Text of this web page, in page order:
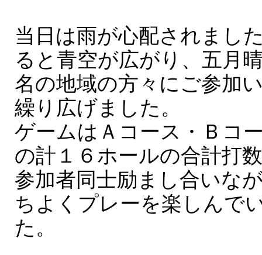
当日は雨が心配されまし
ると青空が広がり、五月
名の地域の方々にご参加
繰り広げました。
ゲームはＡコース・Ｂコ
の計１６ホールの合計打
参加者同士励まし合いな
ちよくプレーを楽しんで
た。